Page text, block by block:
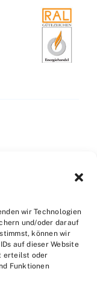
wir Technologien
und/oder darauf
können wir
auf dieser Website
erteilst oder
Funktionen